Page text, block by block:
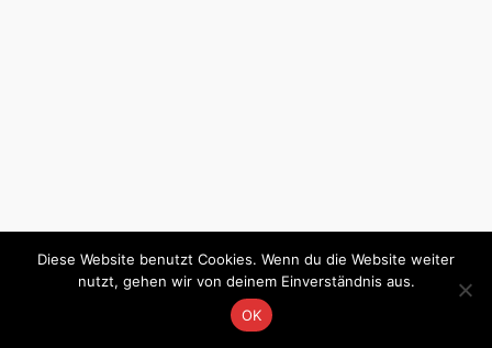
Diese Website benutzt Cookies. Wenn du die Website weiter
nutzt, gehen wir von deinem Einverständnis aus.
OK